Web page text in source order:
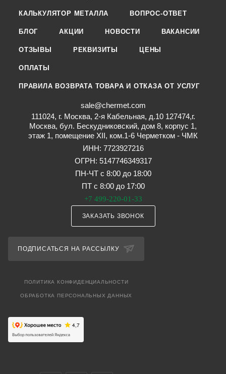
КАЛЬКУЛЯТОР МЕТАЛЛА ВОПРОС-ОТВЕТ
БЛОГ АКЦИИ НОВОСТИ ВАКАНСИИ
ОТЗЫВЫ РЕКВИЗИТЫ ЦЕНЫ
ОПЛАТЫ
ПРАВИЛА ВОЗВРАТА ТОВАРА И ОТКАЗА ОТ УСЛУГ
sale@chermet.com
111024, г. Москва, 2-я Кабельная, д.10 127474,г.
Москва, бул. Бескудниковский, дом 8, корпус 1,
этаж 1, помещение XII, ком.1-6 Черметком - ЧМК
ИНН: 7723927216
ОГРН: 5147746349317
ПН-ЧТ с 8:00 до 18:00
ПТ с 8:00 до 17:00
+7 499-220-01-33
ЗАКАЗАТЬ ЗВОНОК
ПОДПИСАТЬСЯ НА РАССЫЛКУ
ПОЛИТИКА КОНФИДЕНЦИАЛЬНОСТИ
ОБРАБОТКА ПЕРСОНАЛЬНЫХ ДАННЫХ